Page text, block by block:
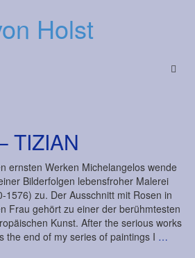
Holst
Menu
TIZIAN
ernsten Werken Michelangelos wende
Bilderfolgen lebensfroher Malerei
zu. Der Ausschnitt mit Rosen in
Frau gehört zu einer der berühmtesten
Kunst. After the serious works
the end of my series of paintings I …